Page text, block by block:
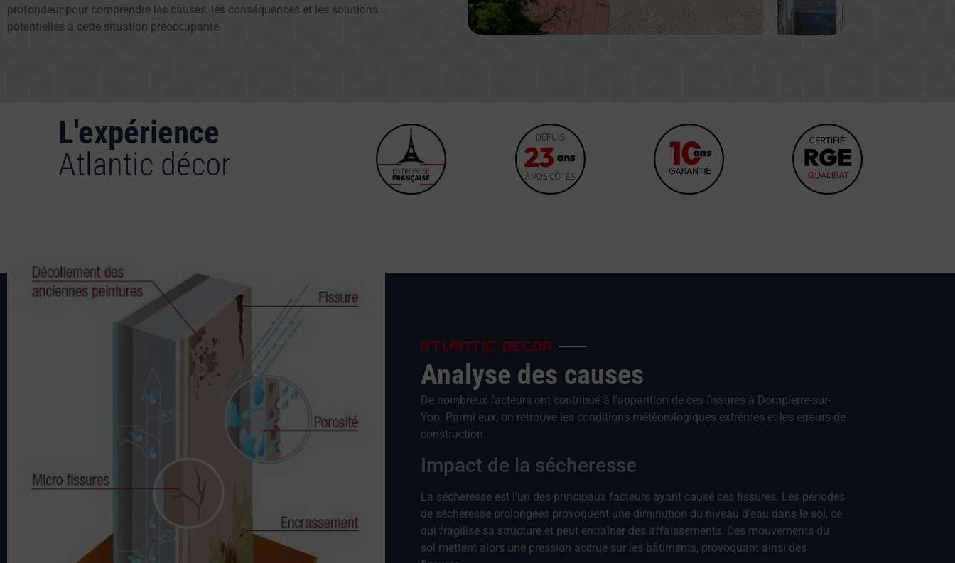
profondeur pour comprendre les causes, les conséquences et les solutions
potentielles à cette situation préoccupante.
L'expérience
Atlantic décor
ATLANTIC DECOR
Analyse des causes
De nombreux facteurs ont contribué à l’apparition de ces fissures à Dompierre-sur-
Yon. Parmi eux, on retrouve les conditions météorologiques extrêmes et les erreurs de
construction.
Impact de la sécheresse
La sécheresse est l’un des principaux facteurs ayant causé ces fissures. Les périodes
de sécheresse prolongées provoquent une diminution du niveau d’eau dans le sol, ce
qui fragilise sa structure et peut entraîner des affaissements. Ces mouvements du
sol mettent alors une pression accrue sur les bâtiments, provoquant ainsi des